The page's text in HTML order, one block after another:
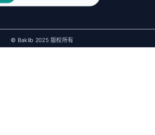
© Baklib 2025 版权所有